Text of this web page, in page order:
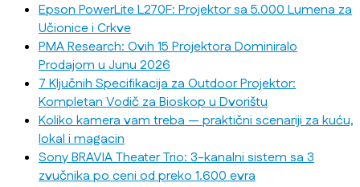
Epson PowerLite L270F: Projektor sa 5.000 Lumena za
Učionice i Crkve
PMA Research: Ovih 15 Projektora Dominiralo
Prodajom u Junu 2026
7 Ključnih Specifikacija za Outdoor Projektor:
Kompletan Vodič za Bioskop u Dvorištu
Koliko kamera vam treba — praktični scenariji za kuću,
lokal i magacin
Sony BRAVIA Theater Trio: 3-kanalni sistem sa 3
zvučnika po ceni od preko 1.600 evra